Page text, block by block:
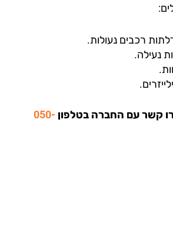
רכבים נעולות.
עם החברה בטלפון050-